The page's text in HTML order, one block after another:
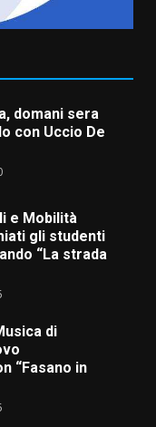
di
domani sera
con Uccio De
e Mobilità
gli studenti
“La strada
di
“Fasano in